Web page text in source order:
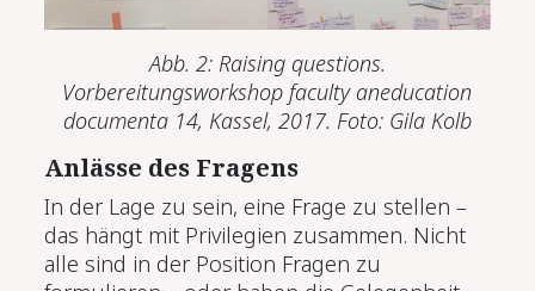
Abb. 2: Raising questions.
Vorbereitungsworkshop faculty aneducation
documenta 14, Kassel, 2017. Foto: Gila Kolb
Anlässe des Fragens
In der Lage zu sein, eine Frage zu stellen –
das hängt mit Privilegien zusammen. Nicht
alle sind in der Position Fragen zu